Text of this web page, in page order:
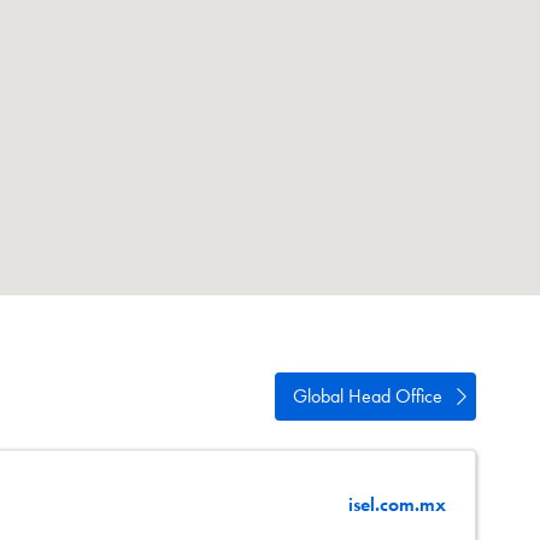
Global Head Office
isel.com.mx